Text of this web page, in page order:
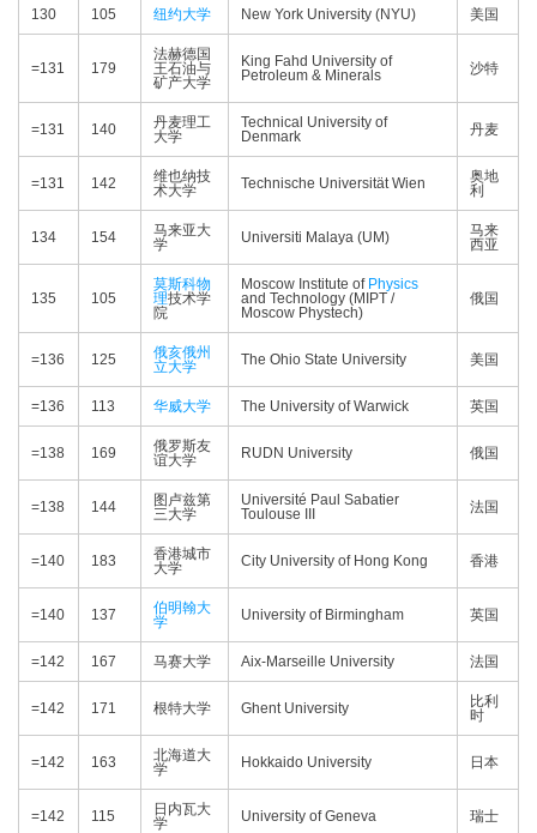
130 105 纽约大学 New York University (NYU) 美国
=131 179
法赫德国
王石油与
矿产大学
King Fahd University of
Petroleum & Minerals
沙特
=131 140
丹麦理工
大学
Technical University of
Denmark
丹麦
=131 142
维也纳技
术大学
Technische Universität Wien
奥地
利
134 154
马来亚大
学
Universiti Malaya (UM)
马来
西亚
135 105
莫斯科物
理技术学
院
Moscow Institute of Physics
and Technology (MIPT /
Moscow Phystech)
俄国
=136 125
俄亥俄州
立大学
The Ohio State University 美国
=136 113 华威大学 The University of Warwick 英国
=138 169
俄罗斯友
谊大学
RUDN University 俄国
=138 144
图卢兹第
三大学
Université Paul Sabatier
Toulouse III
法国
=140 183
香港城市
大学
City University of Hong Kong 香港
=140 137
伯明翰大
学
University of Birmingham 英国
=142 167 马赛大学 Aix-Marseille University 法国
=142 171 根特大学 Ghent University
比利
时
=142 163
北海道大
学
Hokkaido University 日本
=142 115
日内瓦大
学
University of Geneva 瑞士